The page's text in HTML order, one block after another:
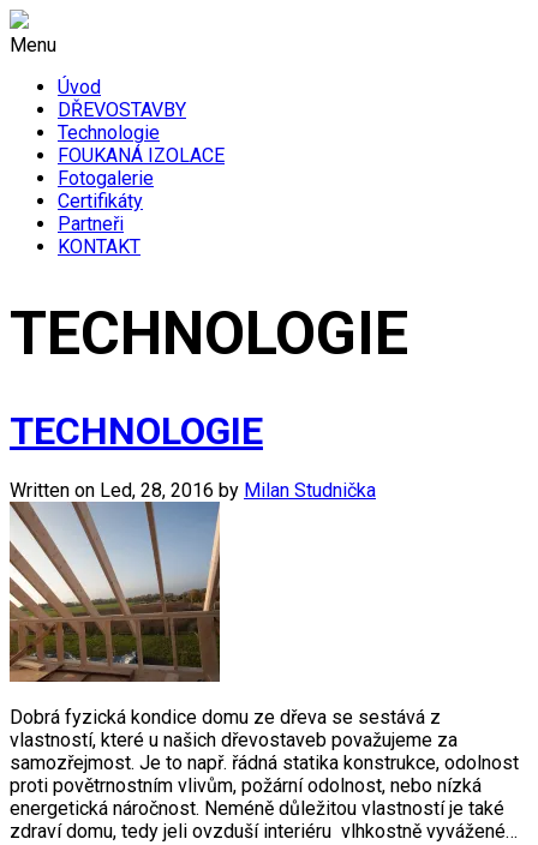
Menu
Úvod
DŘEVOSTAVBY
Technologie
FOUKANÁ IZOLACE
Fotogalerie
Certifikáty
Partneři
KONTAKT
TECHNOLOGIE
TECHNOLOGIE
Written on Led, 28, 2016 by Milan Studnička
Dobrá fyzická kondice domu ze dřeva se sestává z
vlastností, které u našich dřevostaveb považujeme za
samozřejmost. Je to např. řádná statika konstrukce, odolnost
proti povětrnostním vlivům, požární odolnost, nebo nízká
energetická náročnost. Neméně důležitou vlastností je také
zdraví domu, tedy jeli ovzduší interiéru vlhkostně vyvážené…